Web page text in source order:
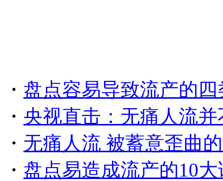
・ 盘点容易导致流产的四
・ 央视直击：无痛人流
・ 无痛人流 被蓄意歪曲
・ 盘点易造成流产的10